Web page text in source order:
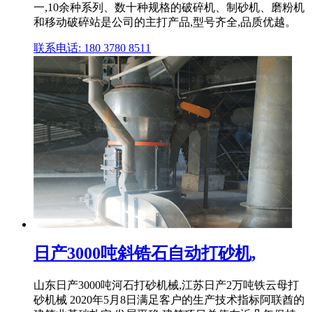
一,10余种系列、数十种规格的破碎机、制砂机、磨粉机
和移动破碎站是公司的主打产品,型号齐全,品质优越。
联系电话: 180 3780 8511
日产3000吨斜锆石自动打砂机,
山东日产3000吨河石打砂机械,江苏日产2万吨铁云母打
砂机械 2020年5月8日满足客户的生产技术指标阿联酋的